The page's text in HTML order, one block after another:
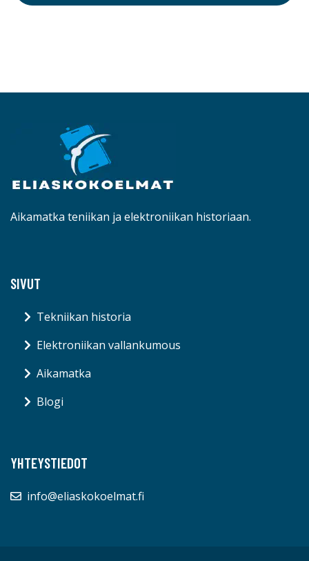
Aikamatka teniikan ja elektroniikan historiaan.
SIVUT
Tekniikan historia
Elektroniikan vallankumous
Aikamatka
Blogi
YHTEYSTIEDOT
info@eliaskokoelmat.fi